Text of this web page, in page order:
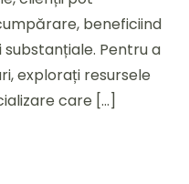
beneficiind
Pentru a
explorați resursele
care […]